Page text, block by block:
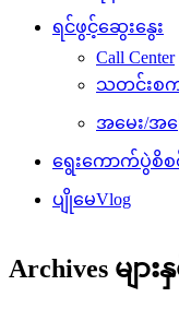
ရင်ဖွင့်ဆွေးနွေး
Call Center
သတင်းစက
အမေး/အ
ရွေးကောက်ပွဲစိစ
ပျိုမေVlog
Archives မျ